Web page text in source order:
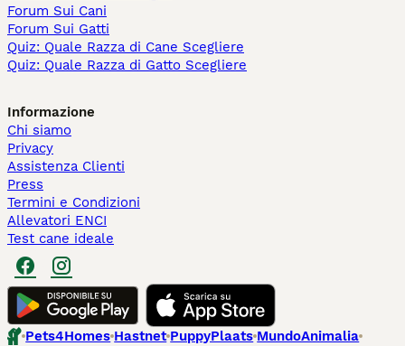
Forum Sui Cani
Forum Sui Gatti
Quiz: Quale Razza di Cane Scegliere
Quiz: Quale Razza di Gatto Scegliere
Informazione
Chi siamo
Privacy
Assistenza Clienti
Press
Termini e Condizioni
Allevatori ENCI
Test cane ideale
Pets4Homes Hastnet PuppyPlaats MundoAnimalia